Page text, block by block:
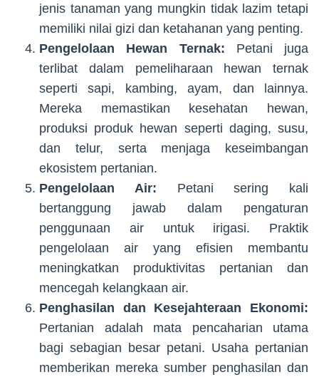
jenis tanaman yang mungkin tidak lazim tetapi
memiliki nilai gizi dan ketahanan yang penting.
Pengelolaan Hewan Ternak: Petani juga
terlibat dalam pemeliharaan hewan ternak
seperti sapi, kambing, ayam, dan lainnya.
Mereka memastikan kesehatan hewan,
produksi produk hewan seperti daging, susu,
dan telur, serta menjaga keseimbangan
ekosistem pertanian.
Pengelolaan Air: Petani sering kali
bertanggung jawab dalam pengaturan
penggunaan air untuk irigasi. Praktik
pengelolaan air yang efisien membantu
meningkatkan produktivitas pertanian dan
mencegah kelangkaan air.
Penghasilan dan Kesejahteraan Ekonomi:
Pertanian adalah mata pencaharian utama
bagi sebagian besar petani. Usaha pertanian
memberikan mereka sumber penghasilan dan